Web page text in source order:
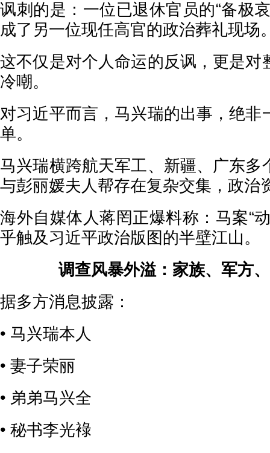
讽刺的是：一位已退休官员的“备极
成了另一位现任高官的政治葬礼现场
这不仅是对个人命运的反讽，更是对
冷嘲。
对习近平而言，马兴瑞的出事，绝非
单。
马兴瑞横跨航天军工、新疆、广东多
与彭丽媛夫人帮存在复杂交集，政治
海外自媒体人蒋罔正爆料称：马案“
乎触及习近平政治版图的半壁江山。
调查风暴外溢：家族、军方
据多方消息披露：
• 马兴瑞本人
• 妻子荣丽
• 弟弟马兴全
• 秘书李光䘵